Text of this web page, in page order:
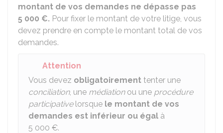
montant de vos demandes ne dépasse pas
5 000 €. Pour fixer le montant de votre litige, vous
devez prendre en compte le montant total de vos
demandes.
Attention
Vous devez obligatoirement tenter une
conciliation, une médiationou une procédure
participativelorsque le montant de vos
demandes est inférieur ou égal à
5 000 €.